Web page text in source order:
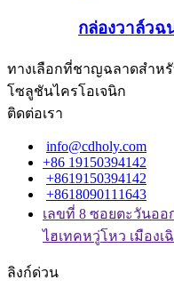
กล่องวาล์ว
ทางเลือกที่ชาญฉลาดสำห
โซลูชันไครโอเจนิก
ติดต่อเรา
info@cdholy.com
+86 19150394142
+8619150394142
+8618090111643
เลขที่ 8 ซอยตะวันอ
ไฮเทคหวู่โหว เมืองเ
ลิงก์ด่วน